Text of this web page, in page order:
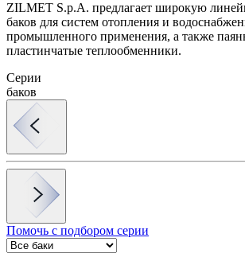
ZILMET S.p.A. предлагает широкую
баков для систем отопления и
промышленного применения, а также
пластинчатые теплообменники.
Серии
баков
Помочь с подбором серии